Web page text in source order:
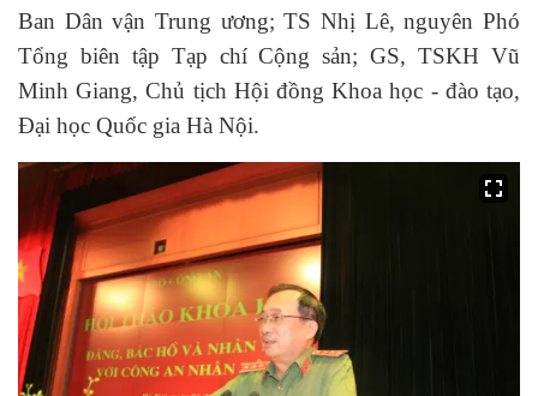
Ban Dân vận Trung ương; TS Nhị Lê, nguyên Phó
Tổng biên tập Tạp chí Cộng sản; GS, TSKH Vũ
Minh Giang, Chủ tịch Hội đồng Khoa học - đào tạo,
Đại học Quốc gia Hà Nội.